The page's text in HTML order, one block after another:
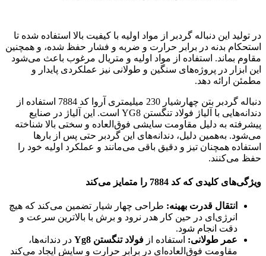
در تولید این دنباله گردبر از مواد اولیه با کیفیت بالا استفاده شده تا
استحکام بدنه در برابر حرارت و ضربه و فشار حفظ شده، و همچنین
مقاوم بماند. استفاده از مواد اولیه و متریال مرغوب باعث می‌شود
این ابزار در پروژه‌های سنگین و طولانی نیز عملکردی پایدار و
مطمئن ارائه دهد.
دنباله گردبر بتن چهارشیار 230 میلیمتری آروا کد 7884 استفاده از
دندانه‌هایی با آلیاژ فولاد تنگستن YG8 است. این آلیاژ در صنایع
پیشرفته به دلیل مقاومت سایشی فوق‌العاده و سختی بالا شناخته
می‌شود. به‌همین دلیل، دندانه‌های این گردبر حتی پس از بارها
استفاده همچنان تیز و دقیق باقی می‌مانند و عملکرد اولیه خود را
حفظ می‌کنند.
ویژگی‌های کلیدی که کد 7884 را متمایز می‌کند
انتقال قدرت بهینه: طراحی چهار شیار تضمین می‌کند که هیچ
انرژی‌ای در حین کار هدر نرود و برش با بالاترین سرعت و
دقت انجام شود.
عمر طولانی: استفاده از فولاد تنگستن Yg8
در دندانه‌ها،
مقاومت فوق‌العاده‌ای در برابر حرارت و سایش ایجاد می‌کند